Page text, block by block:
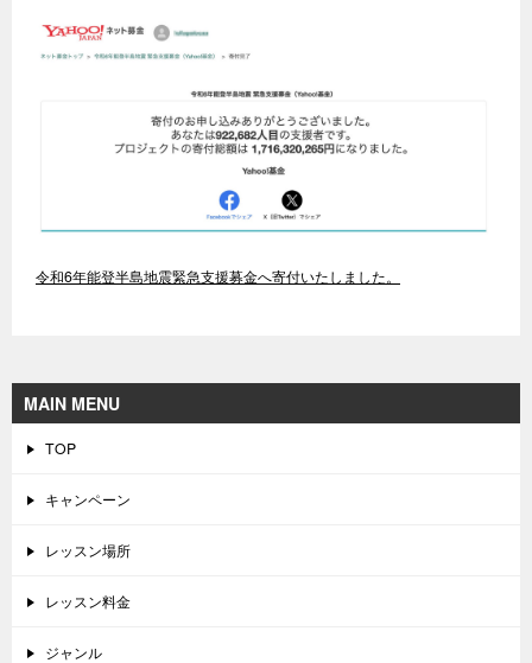
令和6年能登半島地震緊急支援募金へ寄付いたしました。
MAIN MENU
TOP
キャンペーン
レッスン場所
レッスン料金
ジャンル